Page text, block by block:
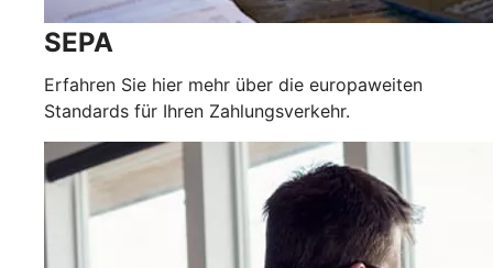
SEPA
Erfahren Sie hier mehr über die europaweiten
Standards für Ihren Zahlungsverkehr.